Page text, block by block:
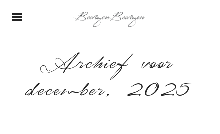
Archief voor
december, 2025